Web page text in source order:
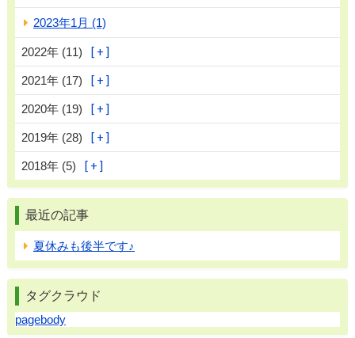
2023年1月 (1)
2022年 (11)
2021年 (17)
2020年 (19)
2019年 (28)
2018年 (5)
最近の記事
夏休みも後半です♪
タグクラウド
pagebody